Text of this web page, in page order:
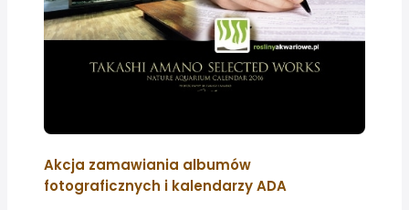
Akcja zamawiania albumów
fotograficznych i kalendarzy ADA